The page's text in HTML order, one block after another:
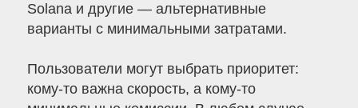
Solana и другие — альтернативные
варианты с минимальными затратами.
Пользователи могут выбрать приоритет:
кому-то важна скорость, а кому-то